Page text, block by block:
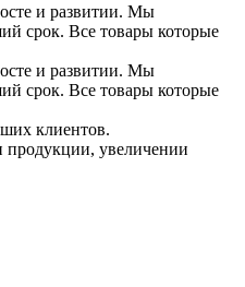
и развитии. Мы
срок. Все товары которые
и развитии. Мы
срок. Все товары которые
клиентов.
продукции, увеличении